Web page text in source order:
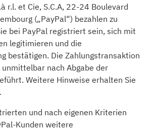
r.l. et Cie, S.C.A, 22-24 Boulevard
(„PayPal“) bezahlen zu
bei PayPal registriert sein, sich mit
legitimieren und die
bestätigen. Die Zahlungstransaktion
unmittelbar nach Abgabe der
Weitere Hinweise erhalten Sie
und nach eigenen Kriterien
Kunden weitere